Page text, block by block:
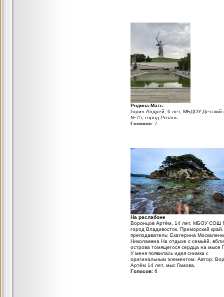
Родина-Мать
Горин Андрей, 6 лет, МБДОУ Детский
№75, город Рязань
Голосов: 7
На раслабоне
Воронцов Артём, 14 лет, МБОУ СОШ
город Владивосток, Приморский край,
преподаватель: Екатерина
Николаевна На отдыхе с семьёй,
острова томящегося сердца на мысе
У меня появилась идея снимка с
оригинальным элементом. Автор:
Артём 14 лет, мыс Гамова.
Голосов: 6